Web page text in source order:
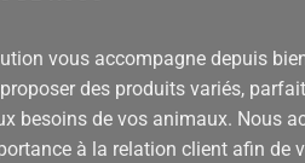
vous accompagne depuis
des produits variés,
besoins de vos animaux. Nous
à la relation client afin de